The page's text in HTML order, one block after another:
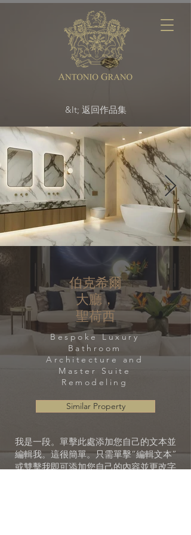
&lt; 返回作品集
伯克希爾
大廳，
聖荷西
Bespoke Luxury
Bathroom
Architecture and
Master Suite
Remodeling
Similar Property
我是一段。單擊此處添加您自己的文本並
編輯我。這很簡單。只需單擊“編輯文本”
或雙擊我即可添加您自己的內容並更改字